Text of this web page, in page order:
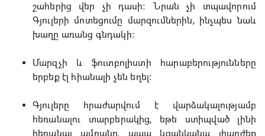
շահերից վեր չի դասի։ Նրան չի տպավորում
Գյուլերի մոտեցումը մարզումներին, ինչպես նաև
խաղը առանց գնդակի։
Մարզչի և ֆուտբոլիստի հարաբերությունները
երբեք էլ հիանալի չեն եղել։
Գյուլերը հրաժարվում է վարձակալությամբ
հեռանալու տարբերակից, եթե ստիպված լինի
հեռանալ ամռանը, ապա կցանկանա լիարժեք